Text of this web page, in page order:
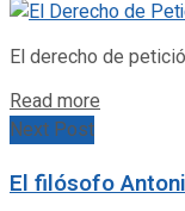
El derecho de
Read more
Next Post
El filósofo